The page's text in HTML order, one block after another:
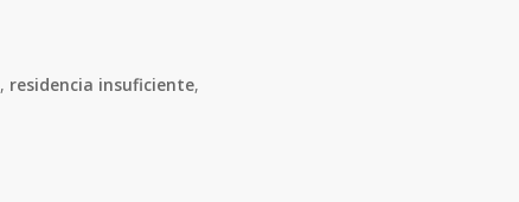
, residencia insuficiente,